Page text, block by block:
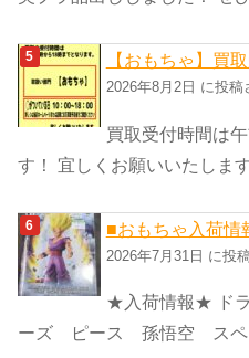
【おもちゃ】買
2026年8月2日 に投稿
買取受付時間は
す！ 宜しくお願いいたしま
■おもちゃ入荷情
2026年7月31日 に投
★入荷情報★ ドラ
ーズ ピース 孫悟空 スペ